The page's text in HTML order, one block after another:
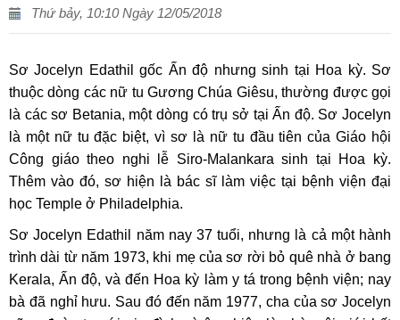
Thứ bảy, 10:10 Ngày 12/05/2018
Sơ Jocelyn Edathil gốc Ấn độ nhưng sinh tại Hoa kỳ. Sơ
thuộc dòng các nữ tu Gương Chúa Giêsu, thường được gọi
là các sơ Betania, một dòng có trụ sở tại Ấn độ. Sơ Jocelyn
là một nữ tu đặc biệt, vì sơ là nữ tu đầu tiên của Giáo hội
Công giáo theo nghi lễ Siro-Malankara sinh tại Hoa kỳ.
Thêm vào đó, sơ hiện là bác sĩ làm việc tại bệnh viện đại
học Temple ở Philadelphia.
Sơ Jocelyn Edathil năm nay 37 tuổi, nhưng là cả một hành
trình dài từ năm 1973, khi mẹ của sơ rời bỏ quê nhà ở bang
Kerala, Ấn độ, và đến Hoa kỳ làm y tá trong bệnh viện; nay
bà đã nghỉ hưu. Sau đó đến năm 1977, cha của sơ Jocelyn